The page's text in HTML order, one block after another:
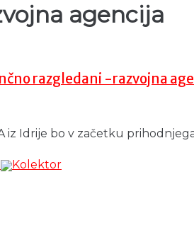
agencija
razgledani -razvojna
iz Idrije bo v začetku